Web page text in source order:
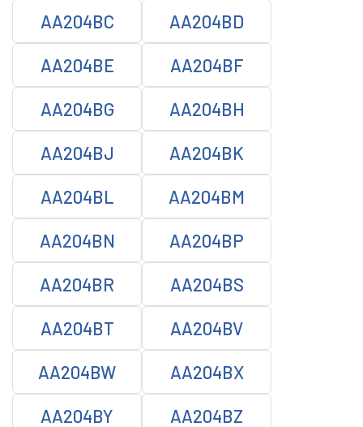
AA204BC AA204BD
AA204BE AA204BF
AA204BG AA204BH
AA204BJ AA204BK
AA204BL AA204BM
AA204BN AA204BP
AA204BR AA204BS
AA204BT AA204BV
AA204BW AA204BX
AA204BY AA204BZ